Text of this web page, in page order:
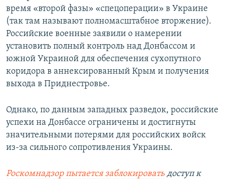
время «второй фазы» «спецоперации» в Украине
(так там называют полномасштабное вторжение).
Российские военные заявили о намерении
установить полный контроль над Донбассом и
южной Украиной для обеспечения сухопутного
коридора в аннексированный Крым и получения
выхода в Приднестровье.
Однако, по данным западных разведок, российские
успехи на Донбассе ограничены и достигнуты
значительными потерями для российских войск
из-за сильного сопротивления Украины.
Роскомнадзор пытается заблокировать доступ к